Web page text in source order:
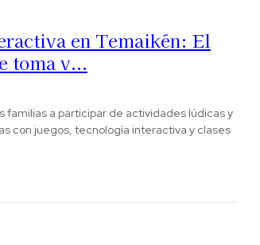
en Temaikén: El
toma v...
familias a participar de actividades lúdicas y
con juegos, tecnología interactiva y clases